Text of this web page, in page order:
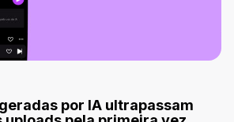
por IA ultrapassam